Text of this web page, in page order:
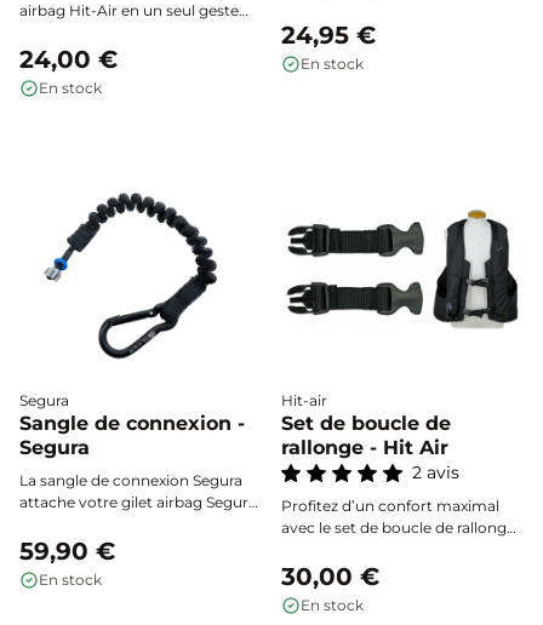
airbag Hit-Air en un seul geste
tout-en-un : l’accessoire
indispensable pour relier
facilement votre équipement à la
24,00 €
En stock
24,95 €
En stock
Segura
Sangle de connexion -
Segura
La sangle de connexion Segura
attache votre gilet airbag Segura
déclenchement fiable et sécurisé
en cas de chute.
59,90 €
En stock
Hit-air
Set de boucle de
rallonge - Hit Air
2 avis
Profitez d’un confort maximal
avec le set de boucle de rallonge
rapidement vos gilets airbag à la
poitrine et à la taille jusqu’à 15
cm. Ajustez votre gilet selon vos
30,00 €
En stock